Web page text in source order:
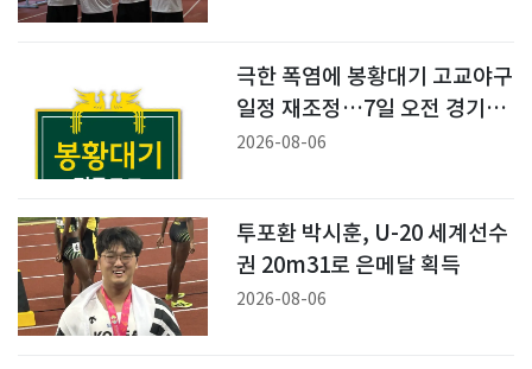
극한 폭염에 봉황대기 고교야구
일정 재조정…7일 오전 경기만
진행
2026-08-06
투포환 박시훈, U-20 세계선수
권 20m31로 은메달 획득
2026-08-06